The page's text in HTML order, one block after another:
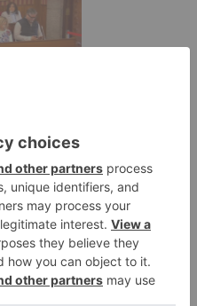
Burgos que
2.785 son
social, 2.327
o enfermedad, y
las personas